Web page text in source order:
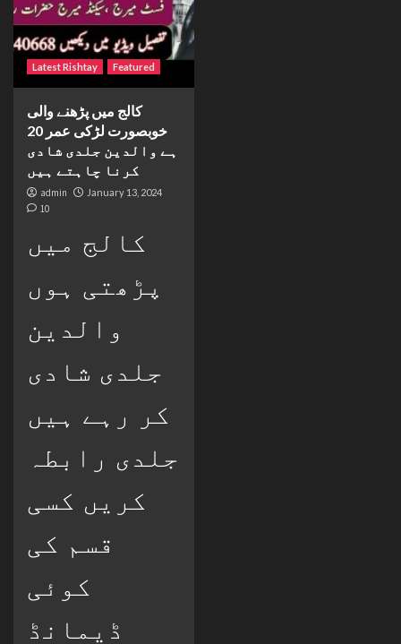
Latest Rishtay Featured
کالج میں پڑھنے والی
خوبصورت لڑکی عمر 20
ہے والدین جلدی شادی
کرنا چاہتے ہیں
admin January 13, 2024
10
کالج میں
پڑھتی ہوں
والدین
جلدی شادی
کر رہے ہیں
جلدی رابطہ
کریں کسی
قسم کی
کوئی
ڈیمانڈ